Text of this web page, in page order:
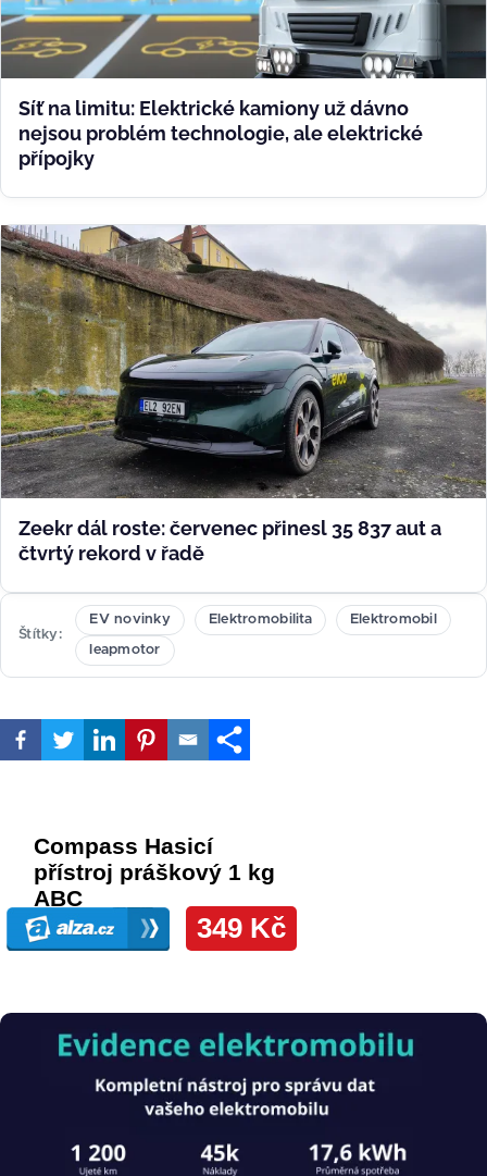
Síť na limitu: Elektrické kamiony už dávno
nejsou problém technologie, ale elektrické
přípojky
Zeekr dál roste: červenec přinesl 35 837 aut a
čtvrtý rekord v řadě
Štítky
EV novinky Elektromobilita Elektromobil
leapmotor
Obrázek